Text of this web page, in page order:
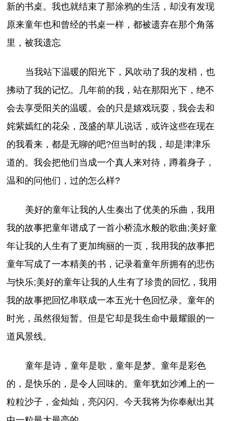
新的书桌。我也就结束了那涂鸦的生活，却没有发现
原来童年也和曾经的书桌一样，都被遗弃在那个角落
里，被我遗忘
当我站下温暖的阳光下，风吹动了我的发梢，也
拂动了我的记忆。几年前的我，站在那阳光下，绝不
会去享受阳关的温暖。会的只是嬉戏玩耍，我会去和
姹紫嫣红的花朵，茂盛的草儿说话，或许这些在现在
的我看来，都是无聊的吧?但当时的我，却是津津乐
道的。我会把他们当成一个真人来对待，蹲着身子，
温和的问他们，过的怎么样?
美好的童年让我的人生奏出了优美的乐曲，我用
我的故事把童年谱成了一首小桥流水般的歌曲;美好童
年让我的人生有了更加绚丽的一页，我用我的故事把
童年写成了一本精美的书，记录着童年所拥有的悲伤
与快乐;美好的童年让我的人生有了珍贵的回忆，我用
我的故事把回忆串联成一本五光十色回忆录。童年的
时光，虽然很短暂。但是它却是我生命中最耀眼的一
道风景线。
童年是诗，童年是歌，童年是梦。童年是彩色
的，是快乐的，是令人回味的。童年犹如沙滩上的一
粒粒沙子，金灿灿，亮闪闪。今天我将为你奉献出其